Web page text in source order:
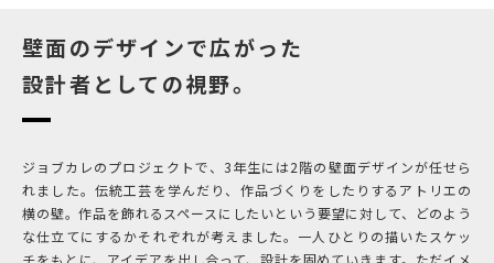
壁面のデザインで広がった
設計者としての視野。
ジョブカレのプロジェクトで、3年生には2階の壁面デザインが任せら
れました。伝統工芸を学んだり、作品づくりをしたりするアトリエの
横の壁。作品を飾れるスペースにしたいという要望に対して、どのよう
な仕立てにするかそれぞれが考えました。一人ひとりの描いたスケッ
チをもとに、アイデアを出し合って、設計を固めていきます。ただイメ